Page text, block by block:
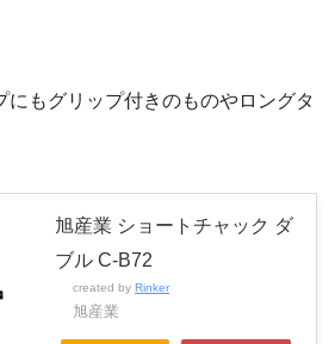
にもグリップ付きのものやロングタ
旭産業 ショートチャック ダ
ブル C-B72
created by Rinker
旭産業